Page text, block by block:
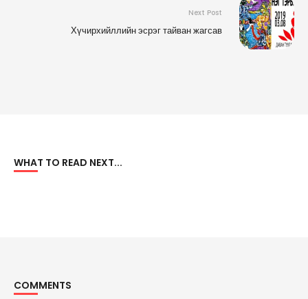
Next Post
Хүчирхийллийн эсрэг тайван жагсав
WHAT TO READ NEXT...
COMMENTS